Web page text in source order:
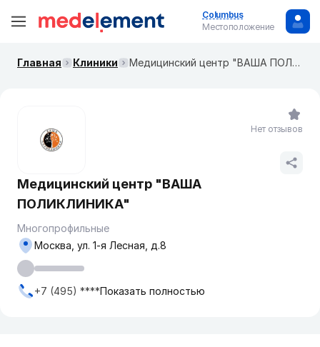
Columbus
Местоположение
Главная Клиники Медицинский центр "ВАША ПОЛИКЛИНИКА"
Медицинский центр "ВАША
ПОЛИКЛИНИКА"
Многопрофильные
Москва, ул. ​1-я Лесная, д.8
+7 (495) ****Показать полностью
Нет отзывов